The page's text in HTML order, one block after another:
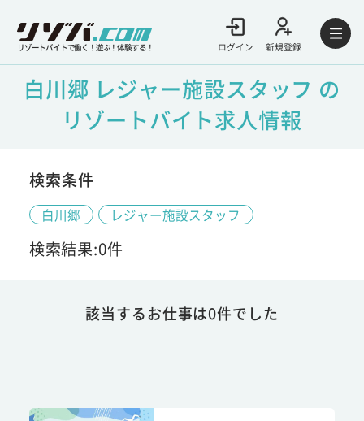
リゾートバイトで働く！遊ぶ！体験する！ ログイン 新規登録
白川郷 レジャー施設スタッフ の
リゾートバイト求人情報
検索条件
白川郷 レジャー施設スタッフ
検索結果:0件
該当するお仕事は0件でした